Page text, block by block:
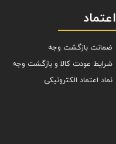
اعتماد
ضمانت بازگشت وجه
شرایط عودت کالا و بازگشت وجه
نماد اعتماد الکترونیکی